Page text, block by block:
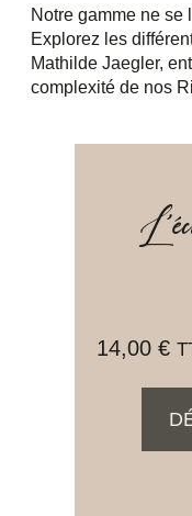
Notre gamme ne se
Explorez les
Mathilde Jaegler,
complexité de nos
14,00 €